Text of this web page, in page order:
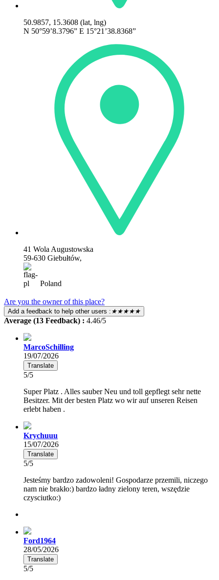
50.9857, 15.3608 (lat, lng)
N 50°59’8.3796” E 15°21’38.8368”
41 Wola Augustowska
59-630 Giebułtów,
Poland
Are you the owner of this place?
Add a feedback to help other users : ★★★★★
Average (13 Feedback) : 4.46/5
MarcoSchilling
19/07/2026
Translate
5/5
Super Platz . Alles sauber Neu und toll gepflegt sehr nette
Besitzer. Mit der besten Platz wo wir auf unseren Reisen
erlebt haben .
Krychuuu
15/07/2026
Translate
5/5
Jesteśmy bardzo zadowoleni! Gospodarze przemili, niczego
nam nie brakło:) bardzo ładny zielony teren, wszędzie
czysciutko:)
Ford1964
28/05/2026
Translate
5/5